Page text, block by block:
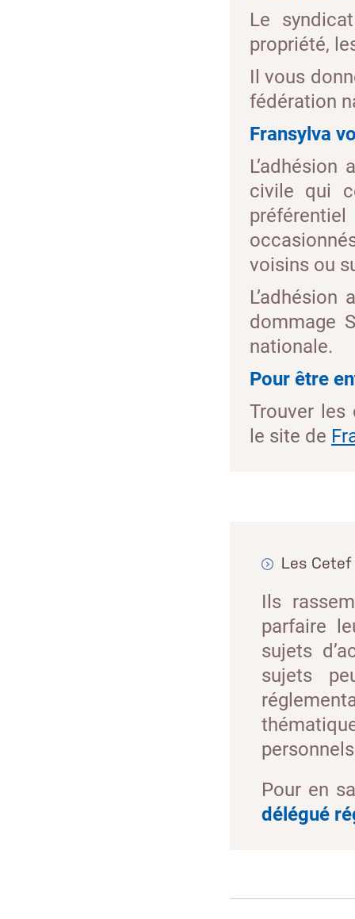
Le
propriété,
Il vous
fédération
Fransylva
civile qui
voisins ou
dommage
nationale.
Pour être
Trouver
le site de
Les Cetef
Ils
parfaire
sujets
sujets
Pour en
délégué